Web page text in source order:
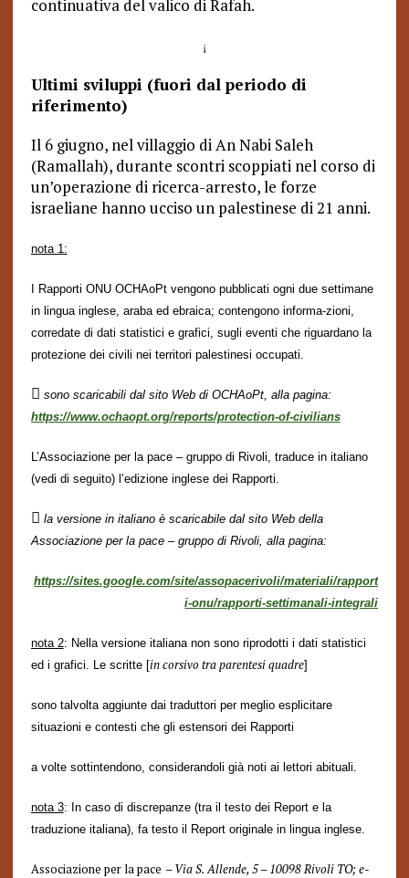
continuativa del valico di Rafah.
¡
Ultimi sviluppi (fuori dal periodo di
riferimento)
Il 6 giugno, nel villaggio di An Nabi Saleh
(Ramallah), durante scontri scoppiati nel corso di
un’operazione di ricerca-arresto, le forze
israeliane hanno ucciso un palestinese di 21 anni.
nota 1:
I Rapporti ONU OCHAoPt vengono pubblicati ogni due settimane
in lingua inglese, araba ed ebraica; contengono informa-zioni,
corredate di dati statistici e grafici, sugli eventi che riguardano la
protezione dei civili nei territori palestinesi occupati.
 sono scaricabili dal sito Web di OCHAoPt, alla pagina:
https://www.ochaopt.org/reports/protection-of-civilians
L’Associazione per la pace – gruppo di Rivoli, traduce in italiano
(vedi di seguito) l’edizione inglese dei Rapporti.
 la versione in italiano è scaricabile dal sito Web della
Associazione per la pace – gruppo di Rivoli, alla pagina:
https://sites.google.com/site/assopacerivoli/materiali/rapport
i-onu/rapporti-settimanali-integrali
nota 2: Nella versione italiana non sono riprodotti i dati statistici
ed i grafici. Le scritte[in corsivo tra parentesi quadre]
sono talvolta aggiunte dai traduttori per meglio esplicitare
situazioni e contesti che gli estensori dei Rapporti
a volte sottintendono, considerandoli già noti ai lettori abituali.
nota 3: In caso di discrepanze (tra il testo dei Report e la
traduzione italiana), fa testo il Report originale in lingua inglese.
Associazione per la pace – Via S. Allende, 5 – 10098 Rivoli TO; e-